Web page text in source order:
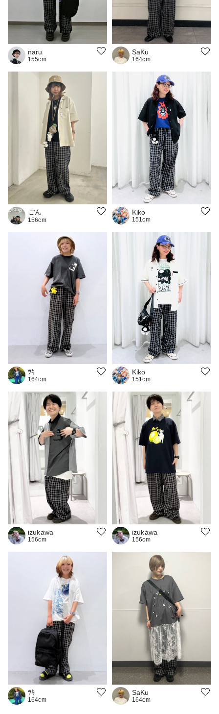
naru
155cm
SaKu
164cm
ごん
156cm
Kiko
151cm
ﾂｷ
164cm
Kiko
151cm
izukawa
156cm
izukawa
156cm
ﾂｷ
164cm
SaKu
164cm